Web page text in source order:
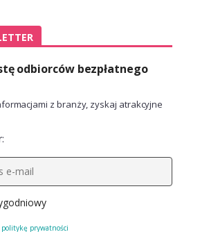
odbiorców bezpłatnego
z branży, zyskaj atrakcyjne
politykę prywatności